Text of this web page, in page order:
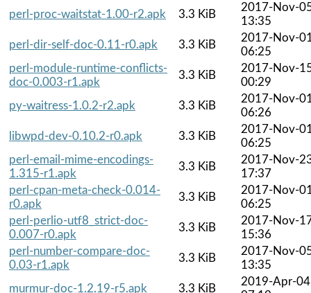
perl-proc-waitstat-1.00-r2.apk
3.3 KiB
2017-Nov-
13:35
perl-dir-self-doc-0.11-r0.apk
3.3 KiB
2017-Nov-
06:25
perl-module-runtime-conflicts-
doc-0.003-r1.apk
3.3 KiB
2017-Nov-
00:29
py-waitress-1.0.2-r2.apk
3.3 KiB
2017-Nov-
06:26
libwpd-dev-0.10.2-r0.apk
3.3 KiB
2017-Nov-
06:25
perl-email-mime-encodings-
1.315-r1.apk
3.3 KiB
2017-Nov-
17:37
perl-cpan-meta-check-0.014-
r0.apk
3.3 KiB
2017-Nov-
06:25
perl-perlio-utf8_strict-doc-
0.007-r0.apk
3.3 KiB
2017-Nov-
15:36
perl-number-compare-doc-
0.03-r1.apk
3.3 KiB
2017-Nov-
13:35
murmur-doc-1.2.19-r5.apk
3.3 KiB
2019-Apr-04